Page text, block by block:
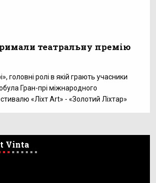
театральну премію
головні ролі в якій грають учасники
Гран-прі міжнародного
«Ліхт Art» - «Золотий Ліхтар»
Vinta